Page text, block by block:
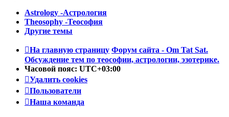
Astrology -Астрология
Theosophy -Теософия
Другие темы
На главную страницу Форум сайта - Om Tat Sat.
Обсуждение тем по теософии, астрологии, эзотерике.
Часовой пояс: UTC+03:00
Удалить cookies
Пользователи
Наша команда